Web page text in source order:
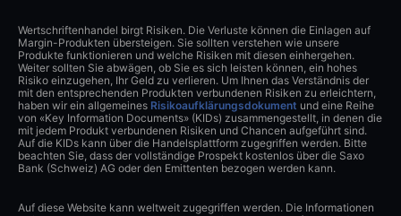
Wertschriftenhandel birgt Risiken. Die Verluste können die Einlagen auf
Margin-Produkten übersteigen. Sie sollten verstehen wie unsere
Produkte funktionieren und welche Risiken mit diesen einhergehen.
Weiter sollten Sie abwägen, ob Sie es sich leisten können, ein hohes
Risiko einzugehen, Ihr Geld zu verlieren. Um Ihnen das Verständnis der
mit den entsprechenden Produkten verbundenen Risiken zu erleichtern,
haben wir ein allgemeines Risikoaufklärungsdokument und eine Reihe
von «Key Information Documents» (KIDs) zusammengestellt, in denen die
mit jedem Produkt verbundenen Risiken und Chancen aufgeführt sind.
Auf die KIDs kann über die Handelsplattform zugegriffen werden. Bitte
beachten Sie, dass der vollständige Prospekt kostenlos über die Saxo
Bank (Schweiz) AG oder den Emittenten bezogen werden kann.
Auf diese Website kann weltweit zugegriffen werden. Die Informationen